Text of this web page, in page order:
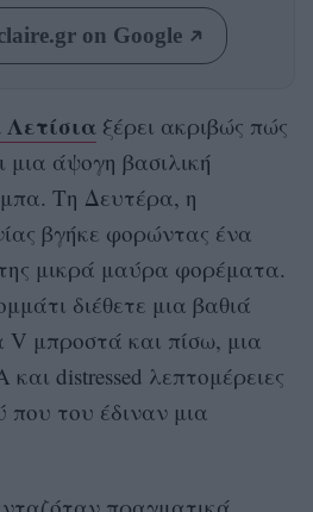
on Google
ξέρει ακριβώς πώς
μια άψογη βασιλική
Τη Δευτέρα, η
βγήκε φορώντας ένα
μικρά μαύρα φορέματα.
διέθετε μια βαθιά
V μπροστά και πίσω, μια
distressed λεπτομέρειες
του έδιναν μια